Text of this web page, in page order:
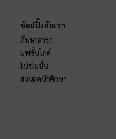
ช้อปปิ้งกับเรา
ค้นหาสาขา
แฟชั่นไกด์
โปรโมชั่น
ส่วนลดนักศึกษา